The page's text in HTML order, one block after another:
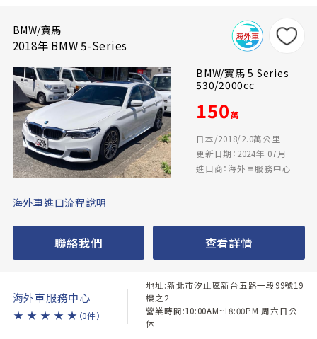
BMW/寶馬
2018年 BMW 5-Series
BMW/寶馬 5 Series
530/2000cc
150萬
日本/2018/2.0萬公里
更新日期：2024年 07月
進口商：海外車服務中心
海外車進口流程說明
聯絡我們 查看詳情
海外車服務中心
★ ★ ★ ★ ★ （0件）
地址:新北市汐止區新台五路一段99號19
樓之2
營業時間:10:00AM~18:00PM 周六日公
休